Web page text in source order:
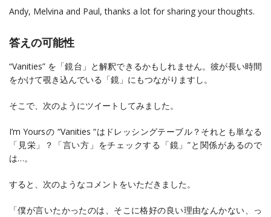
Andy, Melvina and Paul, thanks a lot for sharing your thoughts.
答えの可能性
“Vanities” を「鏡台」と解釈できるかもしれません。彼が長い時間
をかけて覗き込んでいる「鏡」にもつながりますし。
そこで、次のようにツイートしてみました。
I’m Yoursの “Vanities “はドレッシングテーブル？それとも単なる
「見栄」？「言い方」をチェックする「鏡」”と関係があるので
は…。
すると、次のようなコメントをいただきました。
「僕が言いたかったのは、そこに格好の良い理由なんかない、っ